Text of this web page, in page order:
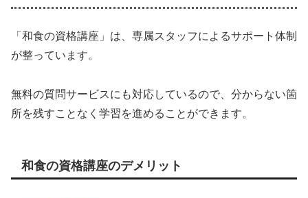
「和食の資格講座」は、専属スタッフによるサポート体制
が整っています。
無料の質問サービスにも対応しているので、分からない箇
所を残すことなく学習を進めることができます。
和食の資格講座のデメリット